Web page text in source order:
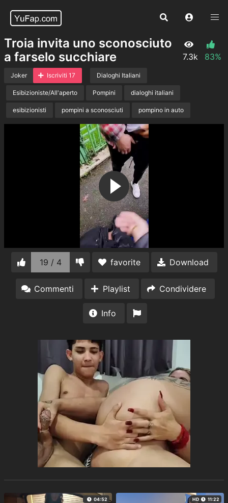
Troia invita uno sconosciuto
a farselo succhiare
7.3k 83%
Joker Iscriviti 17 Dialoghi Italiani
Esibizioniste/All'aperto Pompini dialoghi italiani
esibizionisti pompini a sconosciuti pompino in auto
19 / 4 favorite Download
Commenti Playlist Condividere
Info
04:52 HD 11:22